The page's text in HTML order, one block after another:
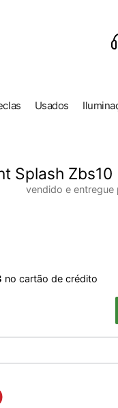
Usados
Splash Zbs10
vendido e entregue
no cartão de crédito